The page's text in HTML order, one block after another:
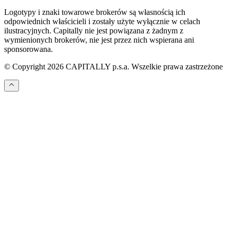
Logotypy i znaki towarowe brokerów są własnością ich
odpowiednich właścicieli i zostały użyte wyłącznie w celach
ilustracyjnych. Capitally nie jest powiązana z żadnym z
wymienionych brokerów, nie jest przez nich wspierana ani
sponsorowana.
© Copyright 2026 CAPITALLY p.s.a. Wszelkie prawa zastrzeżone